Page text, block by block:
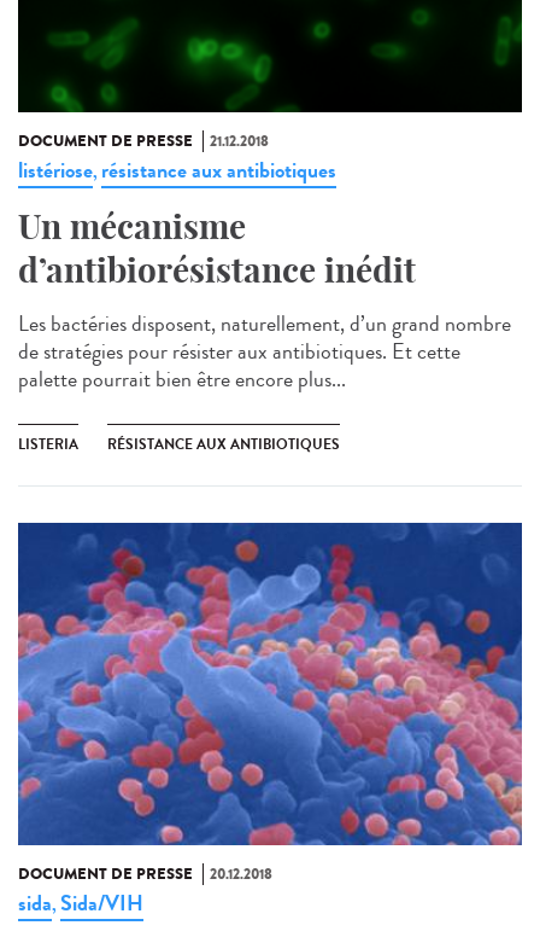
DOCUMENT DE PRESSE 21.12.2018
listériose, résistance aux antibiotiques
Un mécanisme
d’antibiorésistance inédit
Les bactéries disposent, naturellement, d’un grand nombre
de stratégies pour résister aux antibiotiques. Et cette
palette pourrait bien être encore plus...
LISTERIA RÉSISTANCE AUX ANTIBIOTIQUES
DOCUMENT DE PRESSE 20.12.2018
sida,Sida/VIH